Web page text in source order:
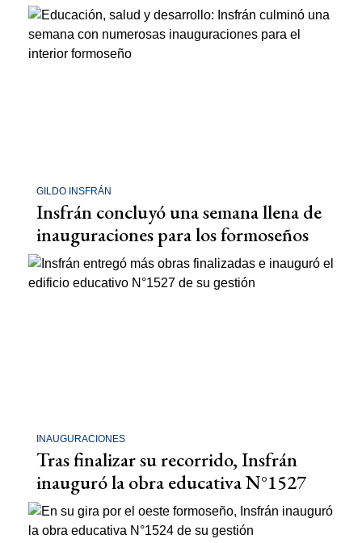
GILDO INSFRÁN
Insfrán concluyó una semana llena de
inauguraciones para los formoseños
INAUGURACIONES
Tras finalizar su recorrido, Insfrán
inauguró la obra educativa N°1527